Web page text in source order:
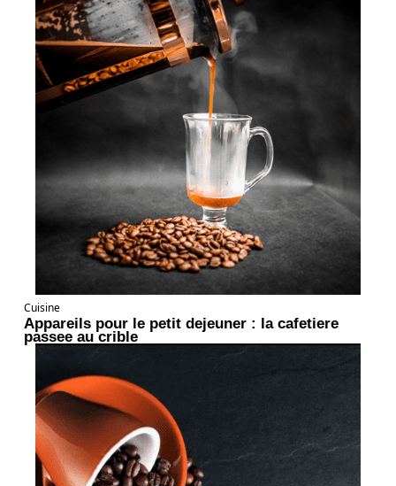
Cuisine
Appareils pour le petit dejeuner : la cafetiere
passee au crible